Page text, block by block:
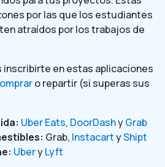
por las que los estudiantes
atraídos por los trabajos de
en estas aplicaciones
o repartir (si superas sus
Uber Eats, DoorDashyGrab
Grab, InstacartyShipt
UberyLyft